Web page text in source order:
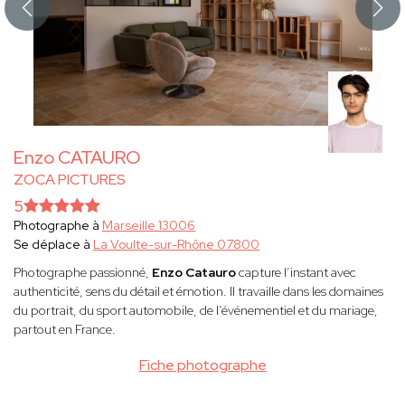
Enzo CATAURO
ZOCA PICTURES
Fiche photographe
5
Photographe à Marseille 13006
Se déplace à La Voulte-sur-Rhône 07800
Photographe passionné, Enzo Cataurocapture l’instant avec
authenticité, sens du détail et émotion. Il travaille dans les domaines
du portrait, du sport automobile, de l’événementiel et du mariage,
partout en France.